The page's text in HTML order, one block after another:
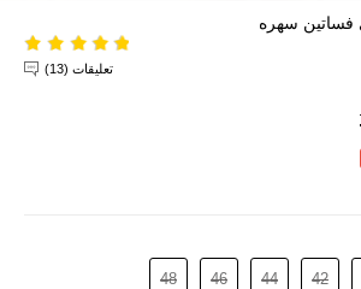
تعليقات (13)
42
44
46
48